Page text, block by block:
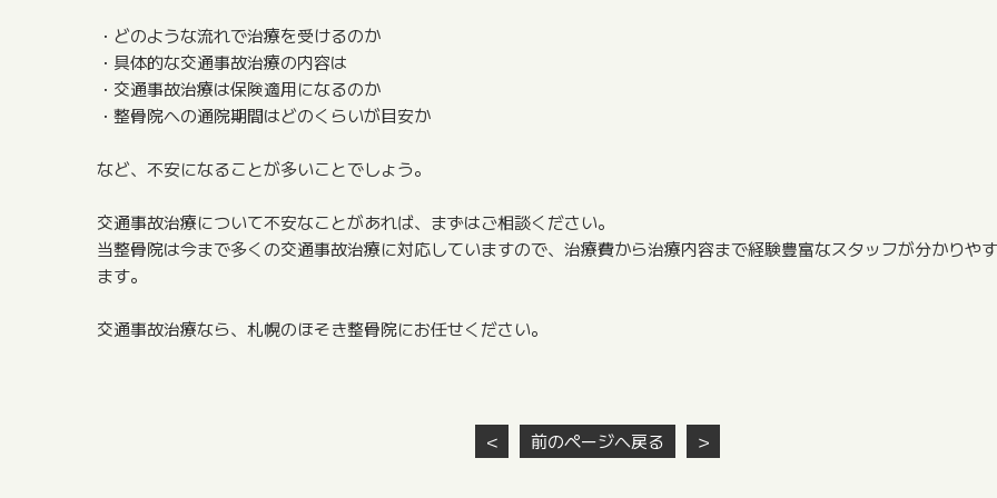
・どのような流れで治療を受けるのか
・具体的な交通事故治療の内容は
・交通事故治療は保険適用になるのか
・整骨院への通院期間はどのくらいが目安か
など、不安になることが多いことでしょう。
交通事故治療について不安なことがあれば、まずはご相談ください。
当整骨院は今まで多くの交通事故治療に対応していますので、治療費から治療内容まで経験豊富なスタッフが分かりや
ます。
交通事故治療なら、札幌のほそき整骨院にお任せください。
＜ 前のページへ戻る ＞